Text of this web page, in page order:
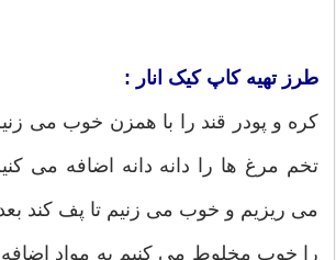
طرز تهیه کاپ کیک انار :
کره و پودر قند را با همزن خوب می
تخم مرغ ها را دانه دانه اضافه می
می ریزیم و خوب می زنیم تا پف کند
را خوب مخلوط می کنیم به مواد اضافه